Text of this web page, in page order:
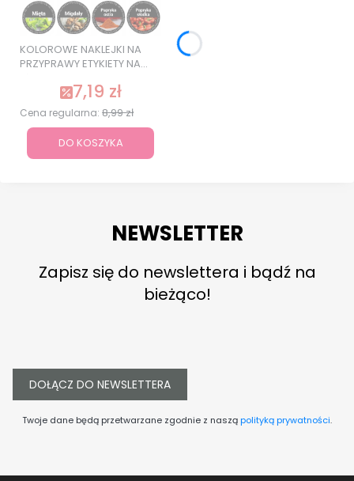
KOLOROWE NAKLEJKI NA
PRZYPRAWY ETYKIETY NA
JAKOŚĆ
7,19 zł
Cena regularna: 8,99 zł
DO KOSZYKA
NEWSLETTER
Zapisz się do newslettera i bądź na
bieżąco!
DOŁĄCZ DO NEWSLETTERA
Twoje dane będą przetwarzane zgodnie z nasząpolityką prywatności.